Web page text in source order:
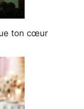
ton cœur